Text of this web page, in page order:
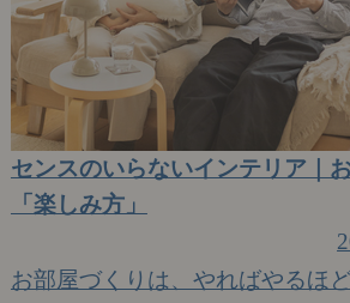
センスのいらないインテリア｜
「楽しみ方」
お部屋づくりは、やればやるほど